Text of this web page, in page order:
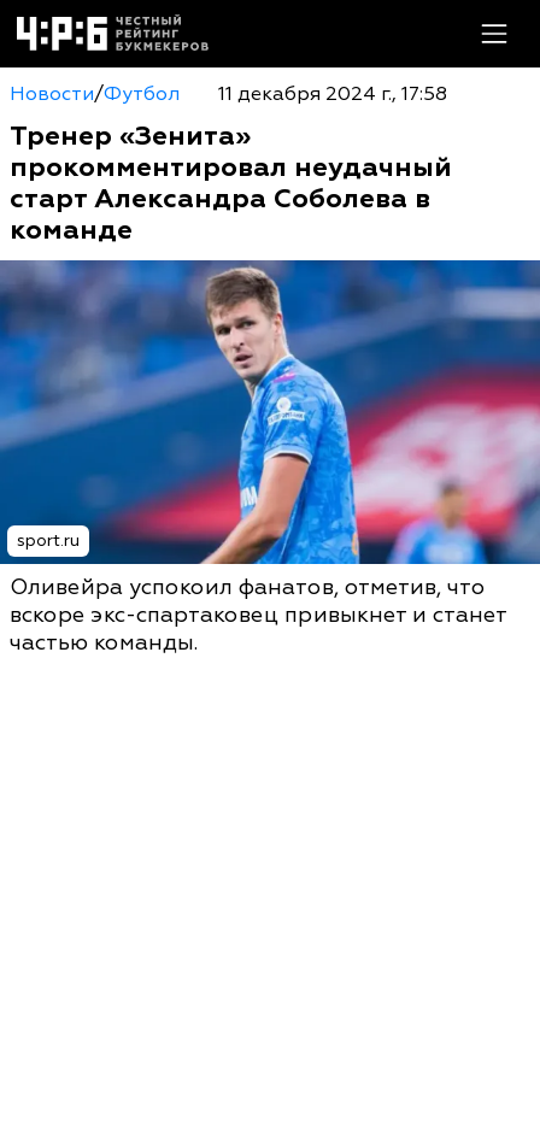
Новости/Футбол 11 декабря 2024 г., 17:58
Тренер «Зенита»
прокомментировал неудачный
старт Александра Соболева в
команде
sport.ru
Оливейра успокоил фанатов, отметив, что
вскоре экс-спартаковец привыкнет и станет
частью команды.